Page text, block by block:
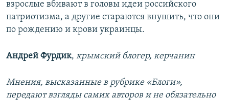
взрослые вбивают в головы идеи российского
патриотизма, а другие стараются внушить, что они
по рождению и крови украинцы.
Андрей Фурдик, крымский блогер, керчанин
Мнения, высказанные в рубрике «Блоги»,
передают взгляды самих авторов и не обязательно